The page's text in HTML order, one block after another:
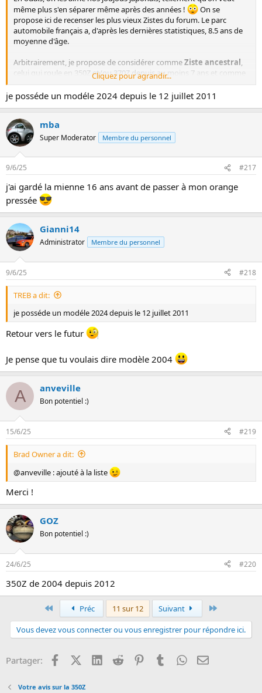
même plus s'en séparer même après des années !
On se
propose ici de recenser les plus vieux Zistes du forum. Le parc
automobile français a, d'après les dernières statistiques, 8.5 ans de
moyenne d'âge.
Arbitrairement, je propose de considérer commeZiste ancestral,
celui qui roule en 350Z et/ou 370Z depuis au moins 7 ans et comme
Ziste ancestralissime, celui qui roule dans lamême350Z depuis
au moins 7 ans 8) (on arrondira le chiffre au nombre d'années le
plus proche au 01/01/2023 ).
En italique rouge
En italique orange: projet de vente imminent
En vert
: présence confirmée en 2024
Voir la pièce jointe 5569
Zistes ancestralissimes: (la même Z depuis le début)
21 ans:
DarkAngel
jmc67
mba
Brad Owner
Notre350Z
ripley20117
Z'mania
19 ans:
Olivier13
17/Z
18 ans :
Bullet
Eric du 49
Lyric
olivierzz57
Raparis
ToulouZiste
zztop
dold
E Tempo
Pap'z
16 ans
FastGreg
15 ans:
X-Racer
14 ans:
350Z64
GOZ
Cliquez pour agrandir...
je posséde un modéle 2024 depuis le 12 juillet 2011
mba
Super Moderator Membre du personnel
9/6/25 #217
j'ai gardé la mienne 16 ans avant de passer à mon orange
pressée
Gianni14
Administrator Membre du personnel
9/6/25 #218
TREB a dit:
je posséde un modéle 2024 depuis le 12 juillet 2011
Retour vers le futur
Je pense que tu voulais dire modèle 2004
A anveville
Bon potentiel :)
15/6/25 #219
Brad Owner a dit:
@anveville : ajouté à la liste
Merci !
GOZ
Bon potentiel :)
24/6/25 #220
350Z de 2004 depuis 2012
PremierPréc 11 sur 12 Suivant
Vous devez vous connecter ou vous enregistrer pour répondre ici.
Partager: FacebookX (Twitter)
LinkedInReddit PinterestTumblrWhatsApp
Email
Votre avis sur la 350Z